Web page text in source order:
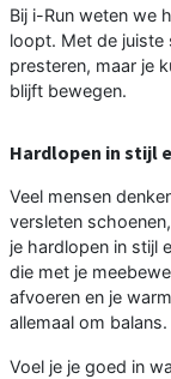
Bij i-Run weten we
loopt. Met de juiste
presteren, maar je
blijft bewegen.
Hardlopen in stijl
Veel mensen
versleten
je hardlopen in stijl
die met je
afvoeren en je
allemaal om balans.
Voel je je goed in